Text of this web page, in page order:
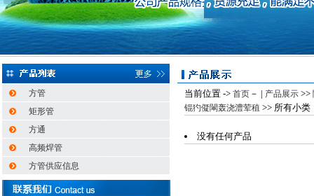
方管
矩形管
方通
高频焊管
方管供应信息
当前位置 -> 首页－ | 产品展示>>
锟犳儗閳轰浇澧荤稙 >> 所有小类
没有任何产品